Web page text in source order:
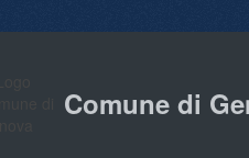
Comune di